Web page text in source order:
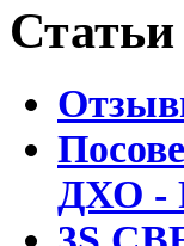
Статьи
ДХО -